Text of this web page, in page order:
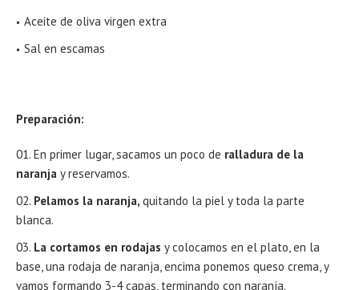
Aceite de oliva virgen extra
Sal en escamas
Preparación:
En primer lugar, sacamos un poco de ralladura de la
naranja y reservamos.
Pelamos la naranja, quitando la piel y toda la parte
blanca.
La cortamos en rodajas y colocamos en el plato, en la
base, una rodaja de naranja, encima ponemos queso crema, y
vamos formando 3-4 capas, terminando con naranja.